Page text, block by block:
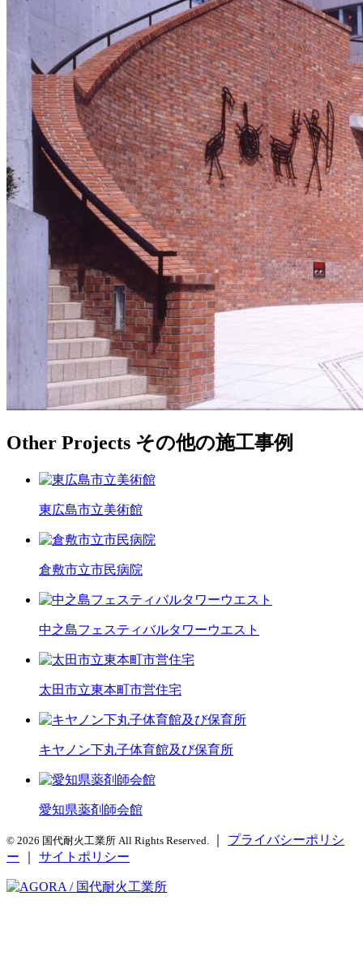
Other Projects その他の施工事例
東広島市立美術館
倉敷市立市民病院
中之島フェスティバルタワーウエスト
太田市立東本町市営住宅
キヤノン下丸子体育館及び保育所
愛知県薬剤師会館
© 2026 国代耐火工業所 All Rights Reserved.
プライバシーポリシ
ー
サイトポリシー